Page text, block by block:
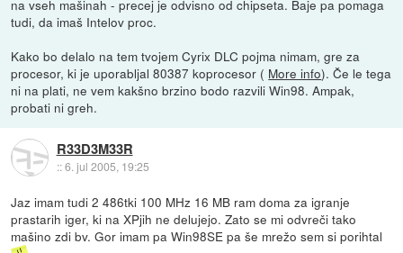
na vseh mašinah - precej je odvisno od chipseta. Baje pa pomaga
tudi, da imaš Intelov proc.
Kako bo delalo na tem tvojem Cyrix DLC pojma nimam, gre za
procesor, ki je uporabljal 80387 koprocesor ( More info). Če le tega
ni na plati, ne vem kakšno brzino bodo razvili Win98. Ampak,
probati ni greh.
R33D3M33R
::6. jul 2005, 19:25
Jaz imam tudi 2 486tki 100 MHz 16 MB ram doma za igranje
prastarih iger, ki na XPjih ne delujejo. Zato se mi odvreči tako
mašino zdi bv. Gor imam pa Win98SE pa še mrežo sem si porihtal